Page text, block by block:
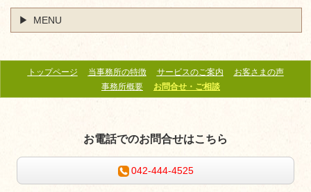
MENU
トップページ 当事務所の特徴 サービスのご案内
お客さまの声
事務所概要
お問合せ・ご相談
お電話でのお問合せはこちら
042-444-4525